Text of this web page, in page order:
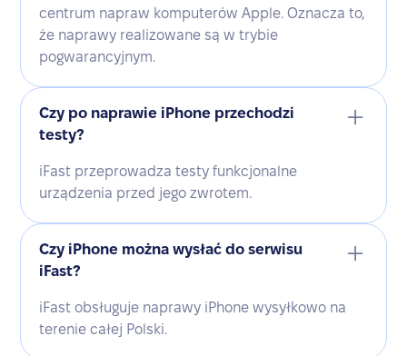
centrum napraw komputerów Apple. Oznacza to,
że naprawy realizowane są w trybie
pogwarancyjnym.
Czy po naprawie iPhone przechodzi
testy?
iFast przeprowadza testy funkcjonalne
urządzenia przed jego zwrotem.
Czy iPhone można wysłać do serwisu
iFast?
iFast obsługuje naprawy iPhone wysyłkowo na
terenie całej Polski.